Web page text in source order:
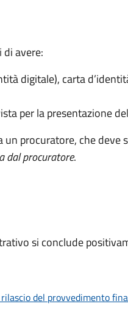
di avere:
digitale), carta
per la presentazione
un procuratore, che deve
dal procuratore.
si conclude
del provvedimento